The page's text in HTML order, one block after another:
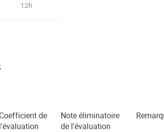
12h
Coefficient de
l'évaluation
Note éliminatoire
de l'évaluation